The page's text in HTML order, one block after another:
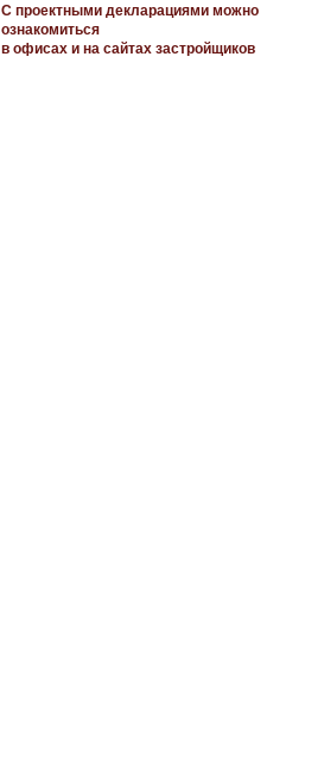
С проектными декларациями можно
ознакомиться
в офисах и на сайтах застройщиков